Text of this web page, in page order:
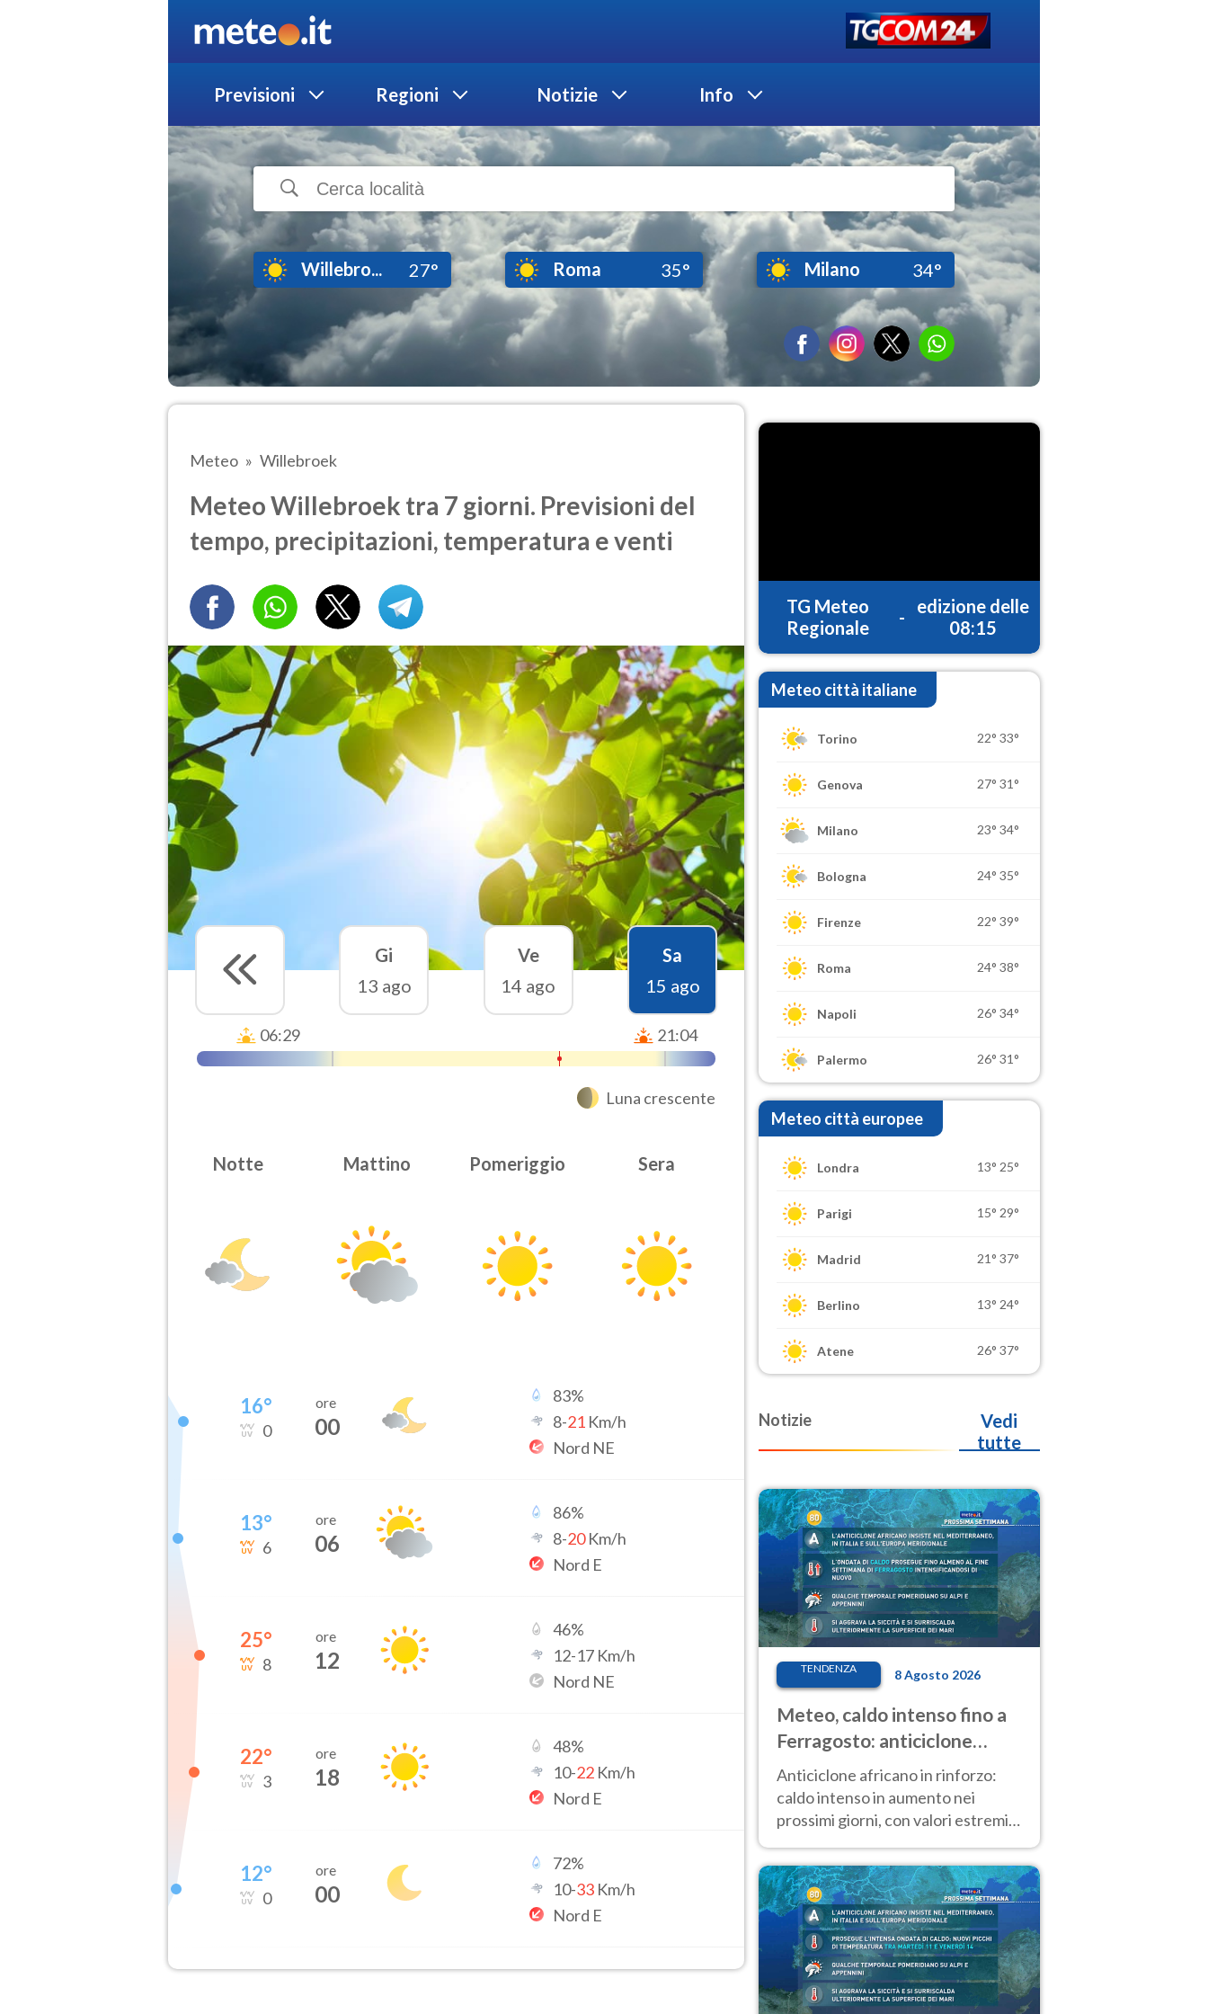
Previsioni Regioni Notizie Info
Willebro... 27° Roma 35° Milano 34°
Meteo Willebroek
Meteo Willebroek tra 7 giorni. Previsioni del
tempo, precipitazioni, temperatura e venti
Gi
13 ago
Ve
14 ago
Sa
15 ago
06:29 21:04
Luna crescente
Notte Mattino Pomeriggio Sera
16°
0
ore
00
83%
8-21 Km/h
Nord NE
13°
6
ore
06
86%
8-20Km/h
Nord E
25°
8
ore
12
46%
12-17 Km/h
Nord NE
22°
3
ore
18
48%
10-22 Km/h
Nord E
12°
0
ore
00
72%
10-33 Km/h
Nord E
TG Meteo
Regionale
-
edizione delle
08:15
Meteo città italiane
Torino 22° 33°
Genova 27° 31°
Milano 23° 34°
Bologna 24° 35°
Firenze 22° 39°
Roma 24° 38°
Napoli 26° 34°
Palermo 26° 31°
Meteo città europee
Londra 13° 25°
Parigi 15° 29°
Madrid 21° 37°
Berlino 13° 24°
Atene 26° 37°
Notizie
Vedi
tutte
TENDENZA 8 Agosto 2026
Meteo, caldo intenso fino a
Ferragosto: anticiclone
africano ancora
protagonista
Anticiclone africano in rinforzo:
caldo intenso in aumento nei
prossimi giorni, con valori estremi
d’Italia